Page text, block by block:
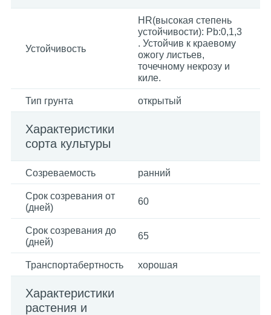
Устойчивость
HR(высокая степень
устойчивости): Pb:0,1,3
. Устойчив к краевому
ожогу листьев,
точечному некрозу и
киле.
Тип грунта открытый
Характеристики
сорта культуры
Созреваемость ранний
Срок созревания от
(дней)
60
Срок созревания до
(дней)
65
Транспортабертность хорошая
Характеристики
растения и